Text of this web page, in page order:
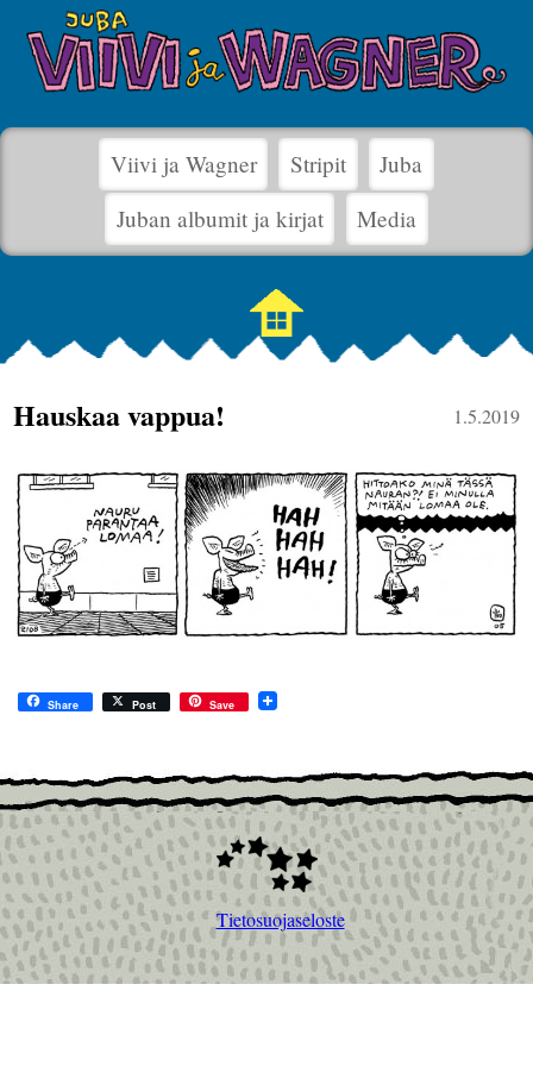
Viivi ja Wagner Stripit
Juba
Juban albumit ja kirjat
Media
1.5.2019
Hauskaa vappua!
Share Post Save
Tietosuojaseloste